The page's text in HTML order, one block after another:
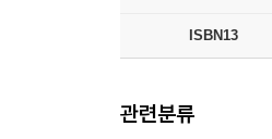
ISBN13
관련분류